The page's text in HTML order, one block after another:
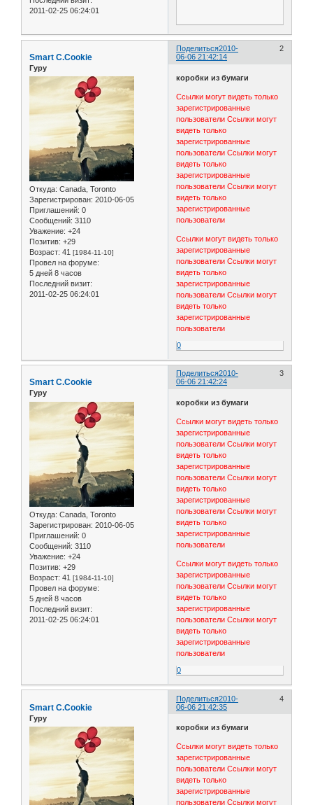
2011-02-25 06:24:01
Поделиться 2
2010-
06-06 21:42:14
Smart C.Cookie
Гуру
Откуда: Canada, Toronto
Зарегистрирован: 2010-06-05
Приглашений: 0
Сообщений: 3110
Уважение: +24
Позитив: +29
Возраст: 41 [1984-11-10]
Провел на форуме:
5 дней 8 часов
Последний визит:
2011-02-25 06:24:01
коробки из бумаги
Ссылки могут видеть только
зарегистрированные
пользователи Ссылки могут
видеть только
зарегистрированные
пользователи Ссылки могут
видеть только
зарегистрированные
пользователи Ссылки могут
видеть только
зарегистрированные
пользователи
Ссылки могут видеть только
зарегистрированные
пользователи Ссылки могут
видеть только
зарегистрированные
пользователи Ссылки могут
видеть только
зарегистрированные
пользователи
0
Поделиться 3
2010-
06-06 21:42:24
Smart C.Cookie
Гуру
Откуда: Canada, Toronto
Зарегистрирован: 2010-06-05
Приглашений: 0
Сообщений: 3110
Уважение: +24
Позитив: +29
Возраст: 41 [1984-11-10]
Провел на форуме:
5 дней 8 часов
Последний визит:
2011-02-25 06:24:01
коробки из бумаги
Ссылки могут видеть только
зарегистрированные
пользователи Ссылки могут
видеть только
зарегистрированные
пользователи Ссылки могут
видеть только
зарегистрированные
пользователи Ссылки могут
видеть только
зарегистрированные
пользователи
Ссылки могут видеть только
зарегистрированные
пользователи Ссылки могут
видеть только
зарегистрированные
пользователи Ссылки могут
видеть только
зарегистрированные
пользователи
0
Поделиться 4
2010-
06-06 21:42:35
Smart C.Cookie
Гуру
коробки из бумаги
Ссылки могут видеть только
зарегистрированные
пользователи Ссылки могут
видеть только
зарегистрированные
пользователи Ссылки могут